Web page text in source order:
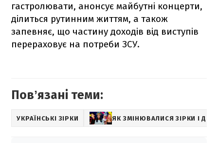
гастролювати, анонсує майбутні концерти,
ділиться рутинним життям, а також
запевняє, що частину доходів від виступів
перераховує на потреби ЗСУ.
Повʼязані теми:
УКРАЇНСЬКІ ЗІРКИ ЯК ЗМІНЮВАЛИСЯ ЗІРКИ І ДЕ